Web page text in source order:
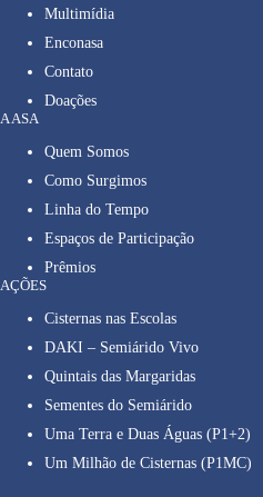
Multimídia
Enconasa
Contato
Doações
A ASA
Quem Somos
Como Surgimos
Linha do Tempo
Espaços de Participação
Prêmios
AÇÕES
Cisternas nas Escolas
DAKI – Semiárido Vivo
Quintais das Margaridas
Sementes do Semiárido
Uma Terra e Duas Águas (P1+2)
Um Milhão de Cisternas (P1MC)